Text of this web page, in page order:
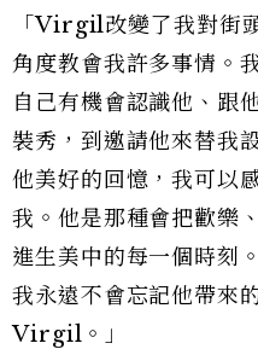
「Virgil改變了我對街
角度教會我許多事情。
自己有機會認識他、跟
裝秀，到邀請他來替我
他美好的回憶，我可以
我。他是那種會把歡樂
進生美中的每一個時刻
我永遠不會忘記他帶來
Virgil。」